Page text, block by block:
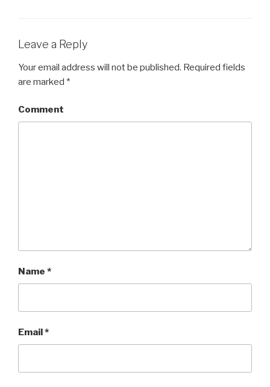
Leave a Reply
Your email address will not be published. Required fields
are marked *
Comment
Name *
Email*